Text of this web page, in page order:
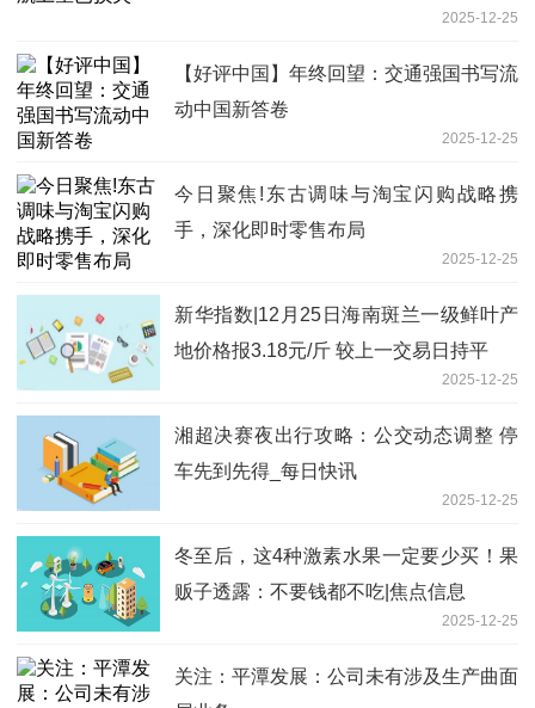
2025-12-25
【好评中国】年终回望：交通强国书写流
动中国新答卷
2025-12-25
今日聚焦!东古调味与淘宝闪购战略携
手，深化即时零售布局
2025-12-25
新华指数|12月25日海南斑兰一级鲜叶产
地价格报3.18元/斤 较上一交易日持平
2025-12-25
湘超决赛夜出行攻略：公交动态调整 停
车先到先得_每日快讯
2025-12-25
冬至后，这4种激素水果一定要少买！果
贩子透露：不要钱都不吃|焦点信息
2025-12-25
关注：平潭发展：公司未有涉及生产曲面